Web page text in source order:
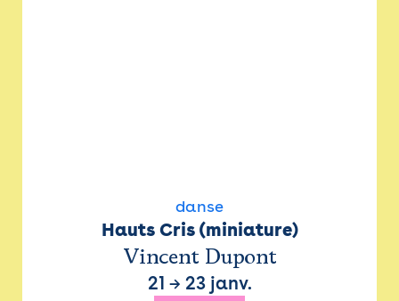
danse
Hauts Cris (miniature)
Vincent Dupont
21 → 23 janv.